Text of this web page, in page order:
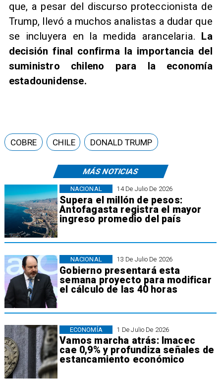
que, a pesar del discurso proteccionista de
Trump, llevó a muchos analistas a dudar que
se incluyera en la medida arancelaria. La
decisión final confirma la importancia del
suministro chileno para la economía
estadounidense.
MÁS NOTICIAS
14 De Julio De 2026
Supera el millón de pesos:
Antofagasta registra el mayor
ingreso promedio del país
NACIONAL
13 De Julio De 2026
Gobierno presentará esta
semana proyecto para modificar
el cálculo de las 40 horas
NACIONAL
1 De Julio De 2026
Vamos marcha atrás: Imacec
cae 0,9% y profundiza señales de
estancamiento económico
ECONOMÍA
COBRE CHILE DONALD TRUMP